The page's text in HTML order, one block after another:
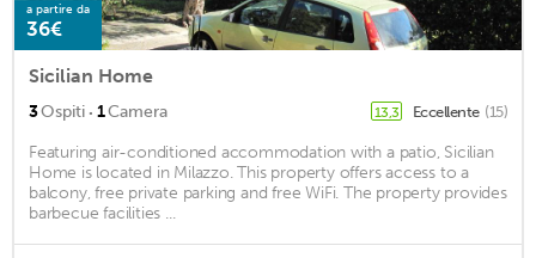
a partire da
36€
Sicilian Home
3Ospiti · 1Camera 13,3 Eccellente (15)
Featuring air-conditioned accommodation with a patio, Sicilian
Home is located in Milazzo. This property offers access to a
balcony, free private parking and free WiFi. The property provides
barbecue facilities ...